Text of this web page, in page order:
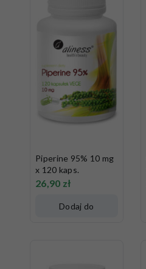
Piperine 95% 10 mg
x 120 kaps.
26,90 zł
Dodaj do